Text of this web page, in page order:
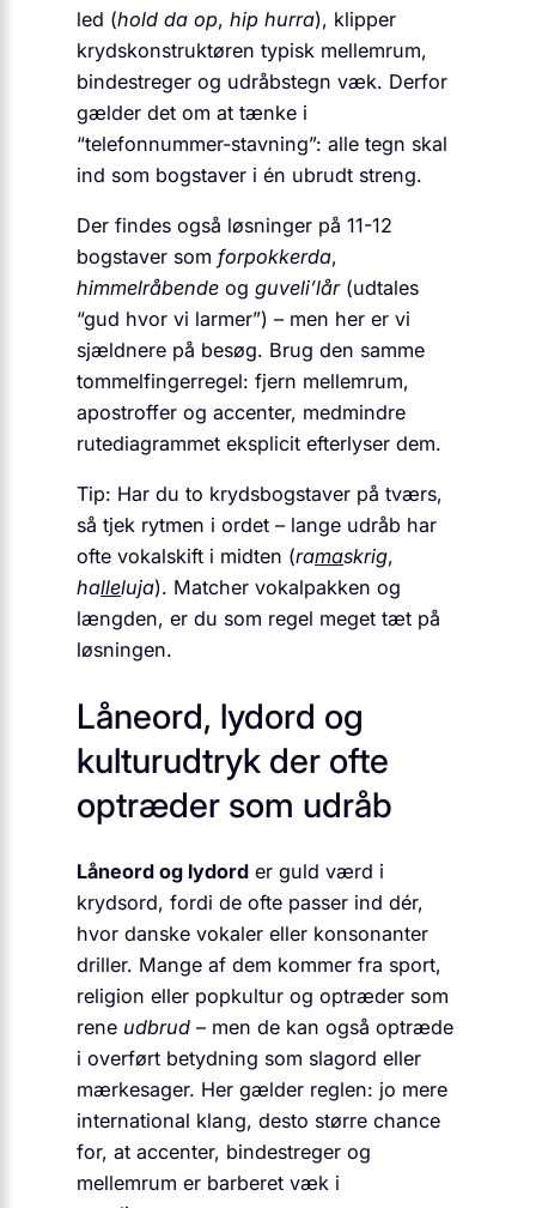
led (hold da op, hip hurra), klipper
krydskonstruktøren typisk mellemrum,
bindestreger og udråbstegn væk. Derfor
gælder det om at tænke i
“telefonnummer-stavning”: alle tegn skal
ind som bogstaver i én ubrudt streng.
Der findes også løsninger på 11-12
bogstaver som forpokkerda,
himmelråbende og guveli’lår(udtales
“gud hvor vi larmer”) – men her er vi
sjældnere på besøg. Brug den samme
tommelfingerregel: fjern mellemrum,
apostroffer og accenter, medmindre
rutediagrammet eksplicit efterlyser dem.
Tip: Har du to krydsbogstaver på tværs,
så tjek rytmen i ordet – lange udråb har
ofte vokalskift i midten (ramaskrig,
halleluja). Matcher vokalpakken og
længden, er du som regel meget tæt på
løsningen.
Låneord, lydord og
kulturudtryk der ofte
optræder som udråb
Låneord og lydord er guld værd i
krydsord, fordi de ofte passer ind dér,
hvor danske vokaler eller konsonanter
driller. Mange af dem kommer fra sport,
religion eller popkultur og optræder som
rene udbrud – men de kan også optræde
i overført betydning som slagord eller
mærkesager. Her gælder reglen: jo mere
international klang, desto større chance
for, at accenter, bindestreger og
mellemrum er barberet væk i